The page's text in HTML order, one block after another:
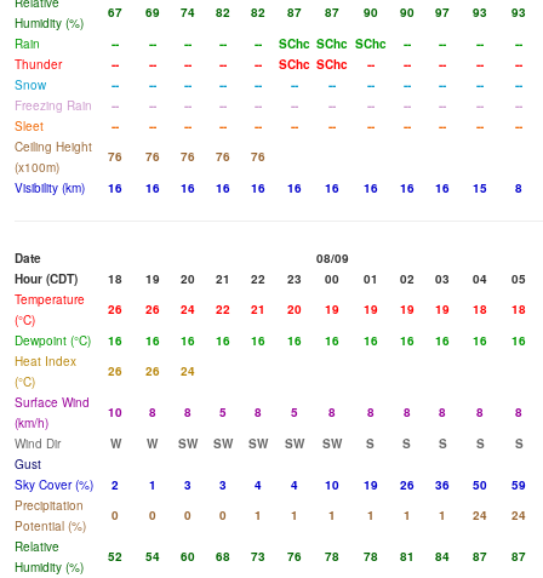
Humidity (%)
67 69 74 82 82 87 87 90 90 97 93
93
Rain
-- -- -- -- -- SChc SChc SChc -- -- --
--
Thunder
-- -- -- -- -- SChc SChc -- -- -- --
--
Snow
-- -- -- -- -- -- -- -- -- -- --
--
Freezing Rain
-- -- -- -- -- -- -- -- -- -- --
--
Sleet
-- -- -- -- -- -- -- -- -- -- --
--
Ceiling Height
(x100m)
76 76 76 76
76
Visibility (km)
16 16 16 16 16 16 16 16 16 16 15 8
Date
08/09
Hour (CDT)
18 19 20 21 22 23 00 01 02 03 04
05
Temperature
(°C)
26 26 24 22 21 20 19 19 19 19 18
18
Dewpoint (°C)
16 16 16 16 16 16 16 16 16 16 16
16
Heat Index
(°C)
26 26
24
Surface Wind
(km/h)
10 8 8 5 8 5 8 8 8 8 8
8
Wind Dir
W W SW SW SW SW SW S S S S
S
Gust
Sky Cover (%)
2 1 3 3 4 4 10 19 26 36 50
59
Precipitation
Potential (%)
0 0 0 0 1 1 1 1 1 1 24
24
Relative
Humidity (%)
52 54 60 68 73 76 78 78 81 84 87
87